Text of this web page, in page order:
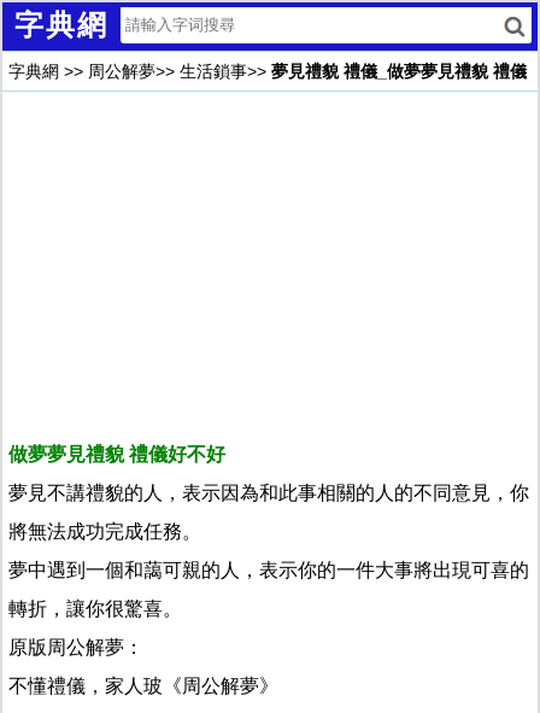
字典網
字典網 >> 周公解夢>> 生活鎖事>> 夢見禮貌 禮儀_做夢夢見禮貌 禮儀
做夢夢見禮貌 禮儀好不好
夢見不講禮貌的人，表示因為和此事相關的人的不同意見，你
將無法成功完成任務。
夢中遇到一個和藹可親的人，表示你的一件大事將出現可喜的
轉折，讓你很驚喜。
原版周公解夢：
不懂禮儀，家人玻《周公解夢》